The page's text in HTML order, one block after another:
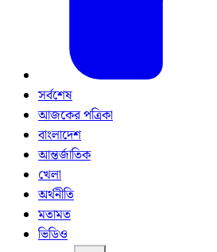
সর্বশেষ
আজকের পত্রিকা
বাংলাদেশ
আন্তর্জাতিক
খেলা
অর্থনীতি
মতামত
ভিডিও